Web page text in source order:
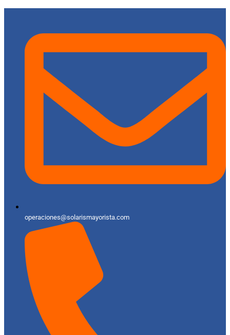
operaciones@solarismayorista.com